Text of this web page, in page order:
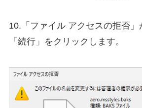
10.「ファイル アクセスの拒否」
「続行」をクリックします。